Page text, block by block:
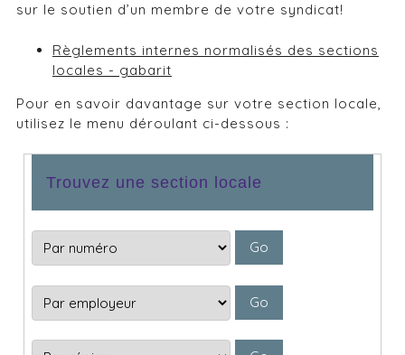
sur le soutien d’un membre de votre syndicat!
Règlements internes normalisés des sections
locales - gabarit
Pour en savoir davantage sur votre section locale,
utilisez le menu déroulant ci-dessous :
Trouvez une section locale